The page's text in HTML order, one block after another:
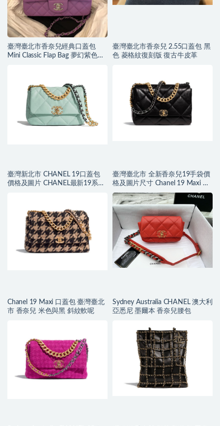
臺灣臺北市香奈兒經典口蓋包
Mini Classic Flap Bag 夢幻紫色小
臺灣臺北市香奈兒 2.55口蓋包 黑
色 菱格紋復刻版 復古牛皮革
臺灣新北市 CHANEL 19口蓋包
價格及圖片 CHANEL最新19系列
臺灣臺北市 全新香奈兒19手袋價
格及圖片尺寸 Chanel 19 Maxi 口
蓋包歐洲價格
Chanel 19 Maxi 口蓋包 臺灣臺北
市 香奈兒 米色與黑 斜紋軟呢
Sydney Australia CHANEL 澳大利
亞悉尼 墨爾本 香奈兒腰包